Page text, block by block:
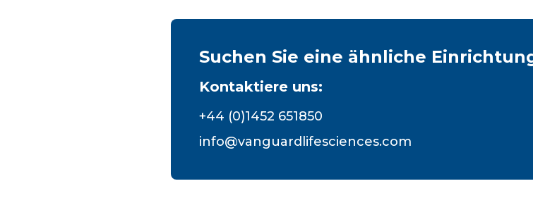
Suchen Sie eine ähnliche
Kontaktiere uns:
+44 (0)1452 651850
info@vanguardlifesciences.com